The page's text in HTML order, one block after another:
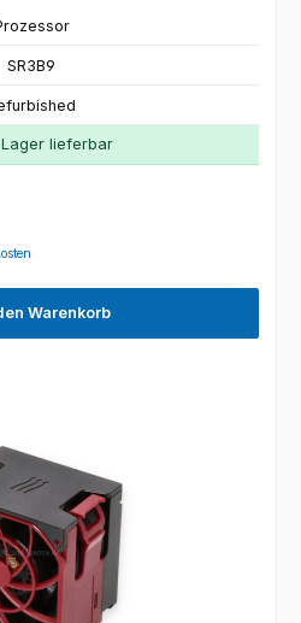
SR3B9
lieferbar
Warenkorb